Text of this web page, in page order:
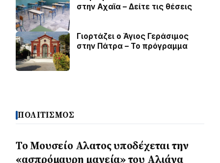
στην Αχαϊα – Δείτε τις θέσεις
Γιορτάζει ο Άγιος Γεράσιμος
στην Πάτρα – Το πρόγραμμα
ΠΟΛΙΤΙΣΜΟΣ
Το Μουσείο Αλατος υποδέχεται την
«ασπρόμαυρη μαγεία» του Αλιάγα